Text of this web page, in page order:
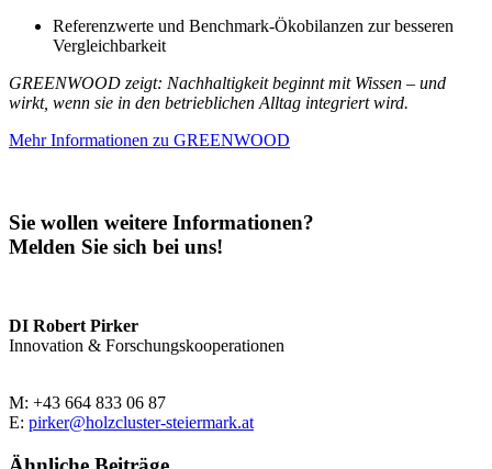
Referenzwerte und Benchmark-Ökobilanzen zur besseren
Vergleichbarkeit
GREENWOOD zeigt: Nachhaltigkeit beginnt mit Wissen – und
wirkt, wenn sie in den betrieblichen Alltag integriert wird.
Mehr Informationen zu GREENWOOD
Sie wollen weitere Informationen?
Melden Sie sich bei uns!
DI Robert Pirker
Innovation & Forschungskooperationen
M: +43 664 833 06 87
E: pirker@holzcluster-steiermark.at